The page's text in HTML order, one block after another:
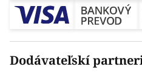
Dodávateľskí